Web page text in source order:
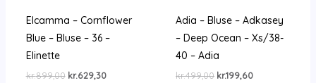
Elcamma – Cornflower
Blue – Bluse – 36 –
Elinette
kr.899,00 Den
kr.629,30Den
Adia – Bluse – Adkasey
– Deep Ocean – Xs/38-
40 – Adia
kr.499,00 Den
kr.199,60Den